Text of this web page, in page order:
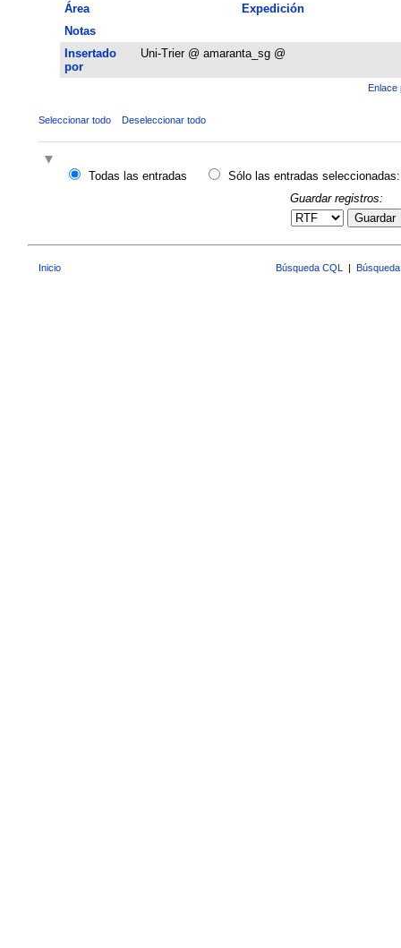
Área
Expedición
Notas
Insertado
por
Uni-Trier @ amaranta_sg @
Enlace
Seleccionar todo Deseleccionar todo
Todas las entradas
Sólo las entradas seleccionadas:
Guardar registros:
Guardar
Inicio Búsqueda CQL